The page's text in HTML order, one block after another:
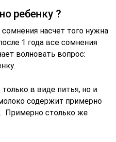
ребенку ?
насчет того нужна
1 года все сомнения
волновать вопрос:
в виде питья, но и
содержит примерно
Примерно столько же